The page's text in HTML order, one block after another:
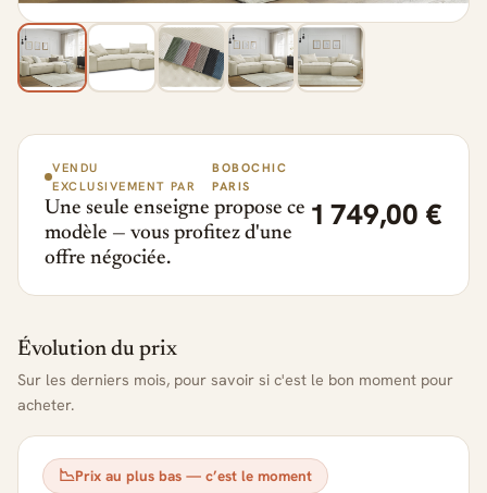
VENDU
EXCLUSIVEMENT PAR
BOBOCHIC
PARIS
Une seule enseigne propose ce
modèle — vous profitez d'une
offre négociée.
1 749,00 €
Évolution du prix
Sur les derniers mois, pour savoir si c'est le bon moment pour
acheter.
📉Prix au plus bas — c’est le moment